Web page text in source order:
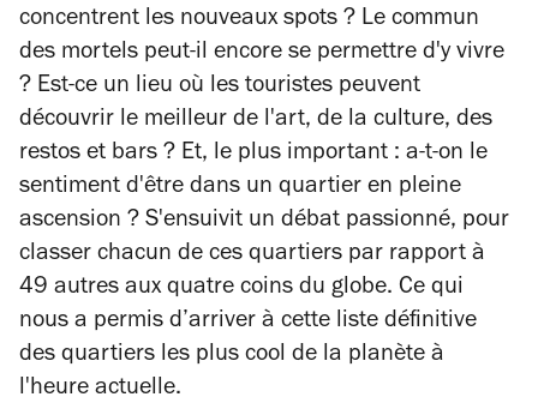
concentrent les nouveaux spots ? Le commun
des mortels peut-il encore se permettre d'y vivre
? Est-ce un lieu où les touristes peuvent
découvrir le meilleur de l'art, de la culture, des
restos et bars ? Et, le plus important : a-t-on le
sentiment d'être dans un quartier en pleine
ascension ? S'ensuivit un débat passionné, pour
classer chacun de ces quartiers par rapport à
49 autres aux quatre coins du globe. Ce qui
nous a permis d’arriver à cette liste définitive
des quartiers les plus cool de la planète à
l'heure actuelle.